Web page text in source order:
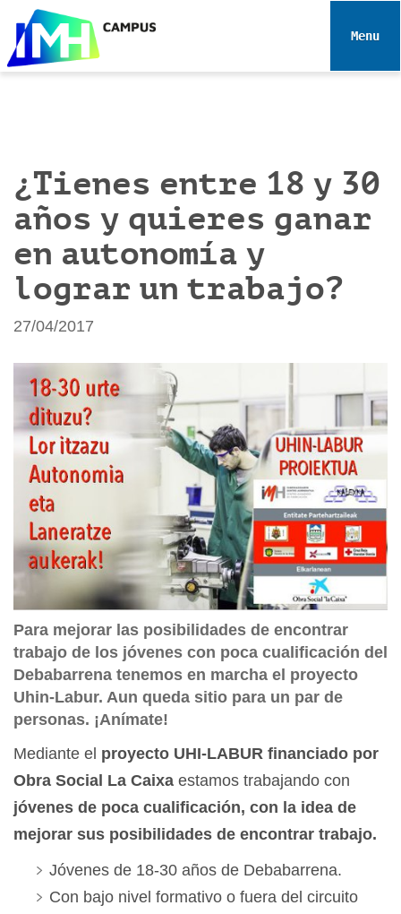
e
Toggle
¿Tienes entre 18 y 30
años y quieres ganar
en autonomía y
lograr un trabajo?
27/04/2017
Para mejorar las posibilidades de encontrar
trabajo de los jóvenes con poca cualificación del
Debabarrena tenemos en marcha el proyecto
Uhin-Labur. Aun queda sitio para un par de
personas. ¡Anímate!
Mediante el proyecto UHI-LABUR financiado por
Obra Social La Caixa estamos trabajando con
jóvenes de poca cualificación, con la idea de
mejorar sus posibilidades de encontrar trabajo.
Jóvenes de 18-30 años de Debabarrena.
Con bajo nivel formativo o fuera del circuito